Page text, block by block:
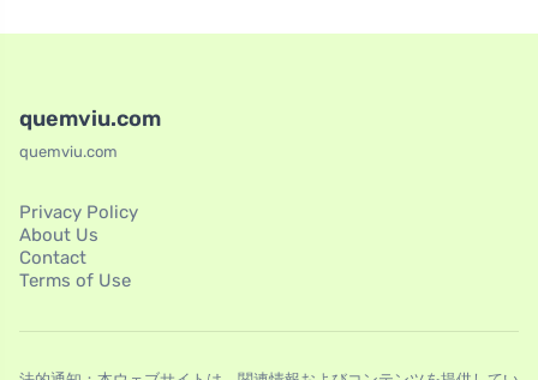
quemviu.com
quemviu.com
Privacy Policy
About Us
Contact
Terms of Use